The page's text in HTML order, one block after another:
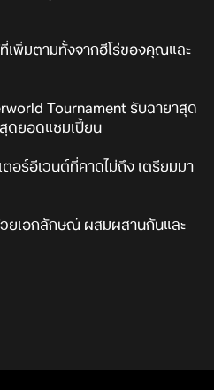
เพิ่มตามทั้งจากฮีโร่ของคุณและ
Tournament รับฉายาสุด
ดยอดแชมเปี้ยน
อร์อีเวนต์ที่คาดไม่ถึง เตรียมมา
ยเอกลักษณ์ ผสมผสานกันและ